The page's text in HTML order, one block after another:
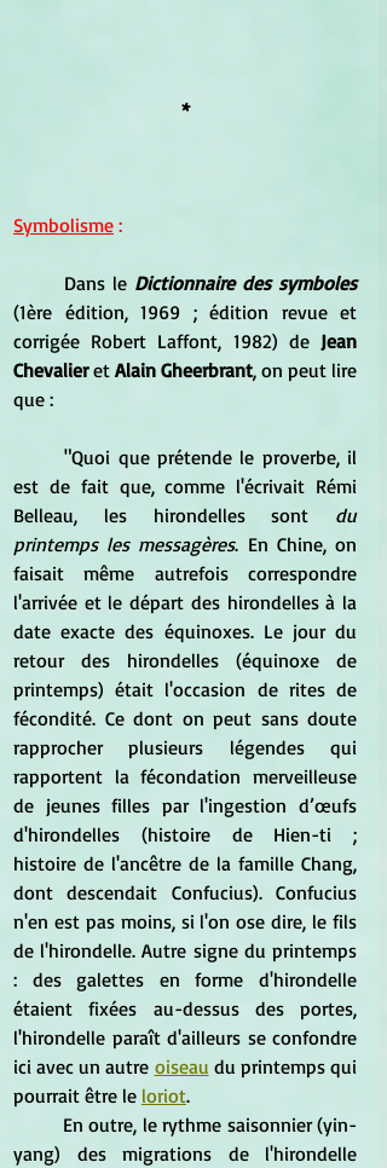
*
Symbolisme :
	Dans le
Dictionnaire des symboles
(1ère édition, 1969 ; édition revue et
corrigée Robert Laffont, 1982) de Jean
Chevalier et Alain Gheerbrant, on peut lire
que :
	"Quoi que prétende le proverbe, il
est de fait que, comme l'écrivait Rémi
Belleau, les hirondelles sont du
printemps les messagères. En Chine, on
faisait même autrefois correspondre
l'arrivée et le départ des hirondelles à la
date exacte des équinoxes. Le jour du
retour des hirondelles (équinoxe de
printemps) était l'occasion de rites de
fécondité. Ce dont on peut sans doute
rapprocher plusieurs légendes qui
rapportent la fécondation merveilleuse
de jeunes filles par l'ingestion d’œufs
d'hirondelles (histoire de Hien-ti ;
histoire de l'ancêtre de la famille Chang,
dont descendait Confucius). Confucius
n'en est pas moins, si l'on ose dire, le fils
de l'hirondelle. Autre signe du printemps
: des galettes en forme d'hirondelle
étaient fixées au-dessus des portes,
l'hirondelle paraît d'ailleurs se confondre
ici avec un autre oiseau du printemps qui
pourrait être le loriot.
yang) des migrations de l'hirondelle